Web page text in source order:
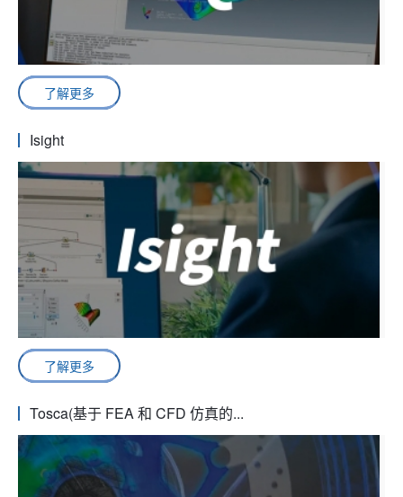
了解更多
Isight
了解更多
Tosca(基于 FEA 和 CFD 仿真的...